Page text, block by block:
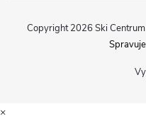
Copyright 2026 Ski
×